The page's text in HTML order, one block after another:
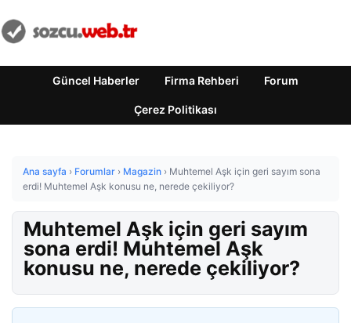
Güncel Haberler Firma Rehberi Forum
Çerez Politikası
Ana sayfa › Forumlar › Magazin › Muhtemel Aşk için geri sayım sona
erdi! Muhtemel Aşk konusu ne, nerede çekiliyor?
Muhtemel Aşk için geri sayım
sona erdi! Muhtemel Aşk
konusu ne, nerede çekiliyor?